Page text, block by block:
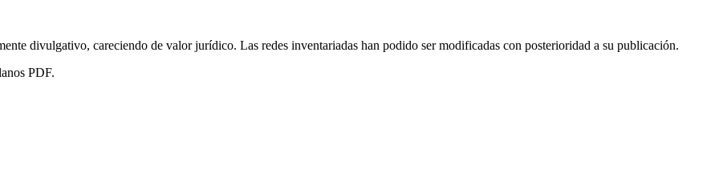
divulgativo, careciendo de valor jurídico. Las redes inventariadas han podido ser modificadas con posterioridad a su publicación.
PDF.